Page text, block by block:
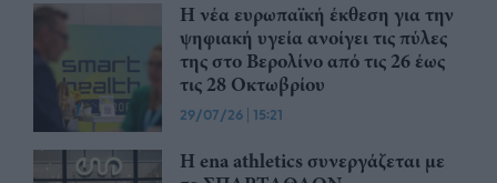
Η νέα ευρωπαϊκή έκθεση για την
ψηφιακή υγεία ανοίγει τις πύλες
της στο Βερολίνο από τις 26 έως
τις 28 Οκτωβρίου
29/07/26 | 15:21
Η ena athletics συνεργάζεται με